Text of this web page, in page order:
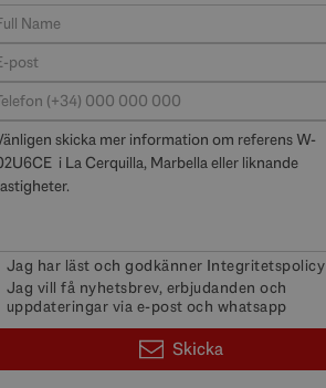
Jag har läst och godkänner Integritetspolicy
Jag vill få nyhetsbrev, erbjudanden och
uppdateringar via e-post och whatsapp
Skicka